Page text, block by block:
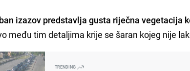
izazov predstavlja gusta riječna vegetacija
među tim detaljima krije se šaran kojeg nije
TRENDING